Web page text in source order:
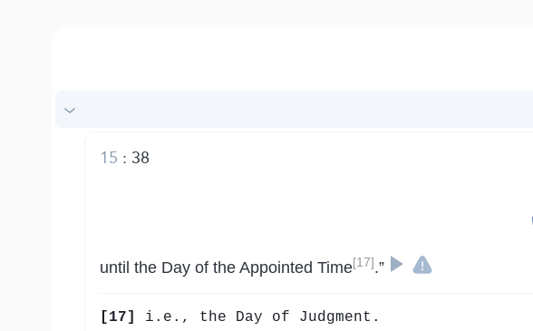
38
:
15
until the Day of the Appointed Time[17] .”
[17] i.e., the Day of Judgment.